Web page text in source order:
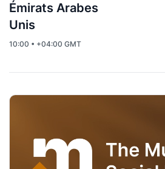
Émirats Arabes
Unis
10:00 • +04:00 GMT